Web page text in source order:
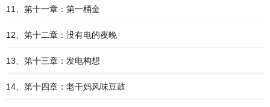
11、第十一章：第一桶金
12、第十二章：没有电的夜晚
13、第十三章：发电构想
14、第十四章：老干妈风味豆鼓